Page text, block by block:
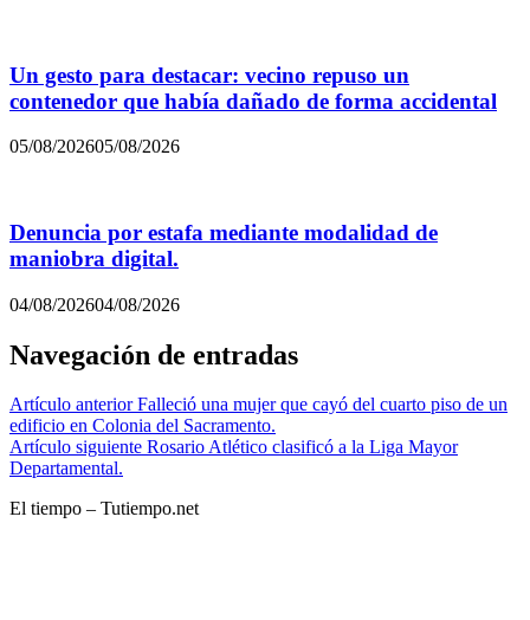
Un gesto para destacar: vecino repuso un
contenedor que había dañado de forma accidental
05/08/202605/08/2026
Denuncia por estafa mediante modalidad de
maniobra digital.
04/08/202604/08/2026
Navegación de entradas
Artículo anterior Falleció una mujer que cayó del cuarto piso de un
edificio en Colonia del Sacramento.
Artículo siguiente Rosario Atlético clasificó a la Liga Mayor
Departamental.
El tiempo – Tutiempo.net